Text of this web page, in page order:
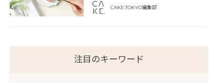
CAKE.TOKYO編集部
注目のキーワード